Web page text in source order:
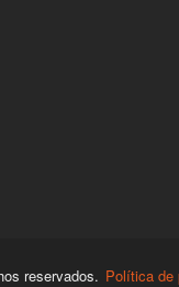
reservados. Política de